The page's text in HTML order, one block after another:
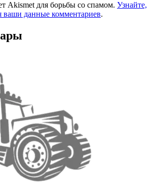
Akismet для борьбы со спамом. Узнайте,
ваши данные комментариев.